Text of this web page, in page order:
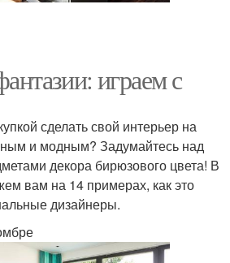
играем с
сделать свой интерьер на
и модным? Задумайтесь над
декора бирюзового цвета! В
вам на 14 примерах, как это
дизайнеры.